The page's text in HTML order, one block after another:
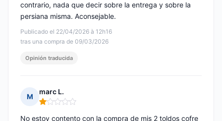
Publicado el 22/04/2026 à 12h16
tras una compra de 09/03/2026
contrario, nada que decir sobre la entrega y sobre la
persiana misma. Aconsejable.
Opinión traducida
M
marc L.
Nota: 1 de 5
No estoy contento con la compra de mis 2 toldos cofre